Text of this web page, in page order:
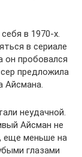
в 1970-х.
в сериале
он пробовался
предложила
Айсмана.
неудачной.
Айсман не
еще меньше на
глазами